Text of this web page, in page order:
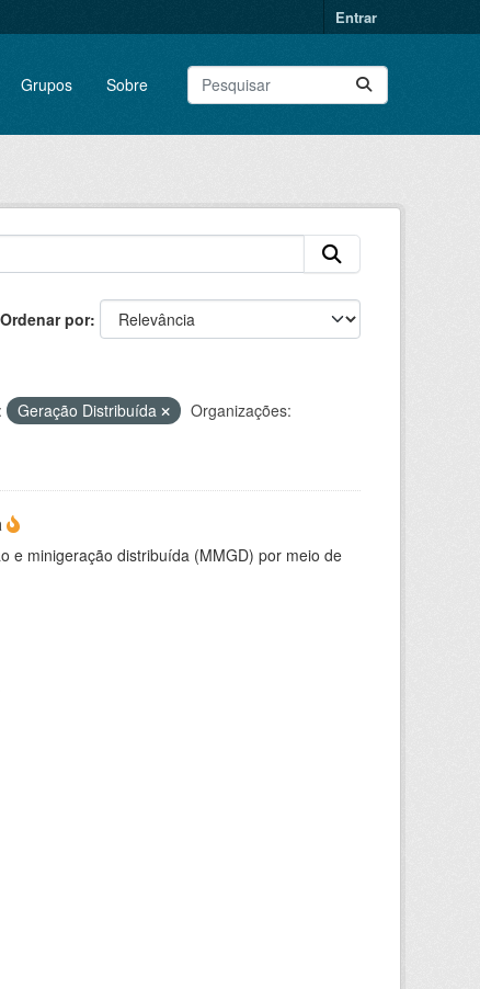
Entrar
Grupos Sobre
Ordenar por
Geração Distribuída
Organizações:
e minigeração distribuída (MMGD) por meio de